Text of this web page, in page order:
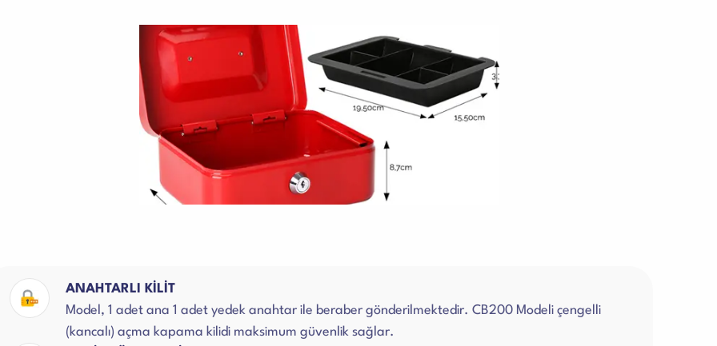
ANAHTARLI KİLİT
Model, 1 adet ana 1 adet yedek anahtar ile beraber gönderilmektedir. CB200 Modeli çengelli
(kancalı) açma kapama kilidi maksimum güvenlik sağlar.